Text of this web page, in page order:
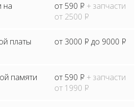
на
от 590 P + запчасти
от 2500 P
платы
от 3000 P до 9000 P
памяти
от 590 P + запчасти
от 1990 P